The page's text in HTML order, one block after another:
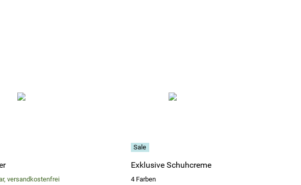
versandkostenfrei
Exklusive Schuhcreme
4 Farben